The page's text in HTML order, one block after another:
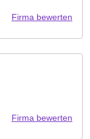
Firma bewerten
Firma bewerten